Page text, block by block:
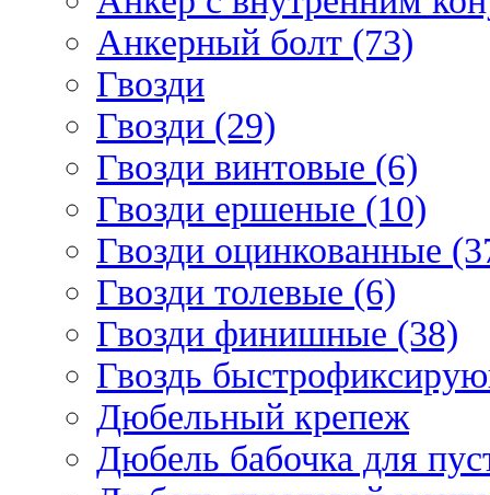
Анкерный болт (73)
Гвозди
Гвозди (29)
Гвозди винтовые (6)
Гвозди ершеные (10)
Гвозди оцинкованные
Гвозди толевые (6)
Гвозди финишные (38)
Гвоздь
Дюбельный крепеж
Дюбель бабочка для